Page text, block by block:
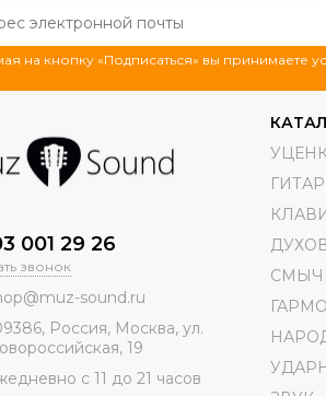
на кнопку «Подписаться» вы принимаете
001 29 26
звонок
sound.ru
, Россия, Москва, ул.
, 19
с 11 до 21 часов